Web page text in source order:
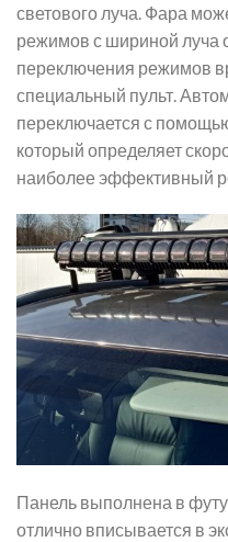
светового луча. Фара
режимов с шириной луча
переключения режимов
специальный пульт.
переключается с
который определяет
наиболее эффективный
Панель выполнена в
отлично вписывается в